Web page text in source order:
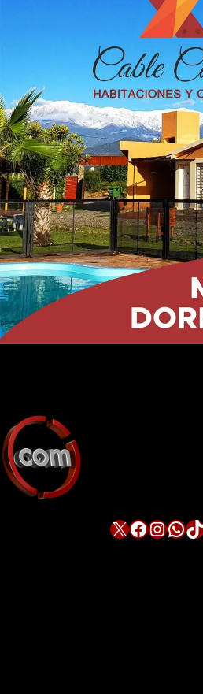
X Facebook InstagramWhatsApp TikTok